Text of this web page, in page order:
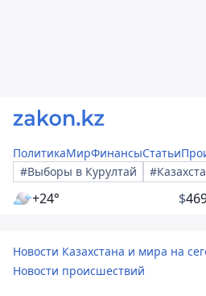
ПолитикаМирФинансыСтатьи
#Выборы в Курултай
+24° $
Новости Казахстана и мира на
Новости происшествий